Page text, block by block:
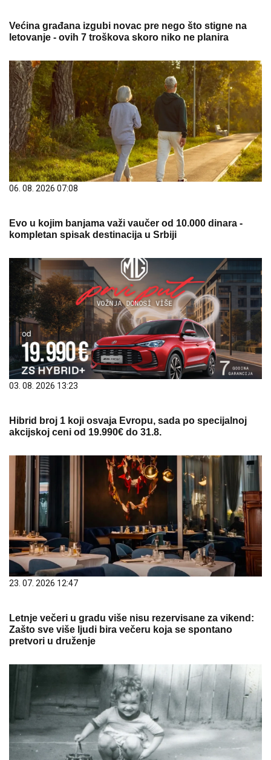
Većina građana izgubi novac pre nego što stigne na
letovanje - ovih 7 troškova skoro niko ne planira
06. 08. 2026 07:08
Evo u kojim banjama važi vaučer od 10.000 dinara -
kompletan spisak destinacija u Srbiji
03. 08. 2026 13:23
Hibrid broj 1 koji osvaja Evropu, sada po specijalnoj
akcijskoj ceni od 19.990€ do 31.8.
23. 07. 2026 12:47
Letnje večeri u gradu više nisu rezervisane za vikend:
Zašto sve više ljudi bira večeru koja se spontano
pretvori u druženje